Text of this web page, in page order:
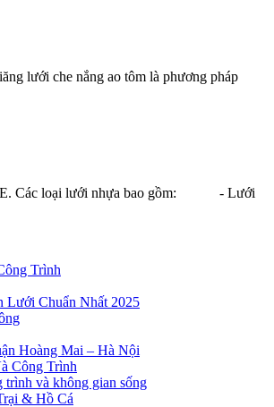
lưới che nắng ao tôm là phương pháp
Các loại lưới nhựa bao gồm: - Lưới
Trình
Lưới Chuẩn Nhất 2025
Hoàng Mai – Hà Nội
Công Trình
và không gian sống
& Hồ Cá